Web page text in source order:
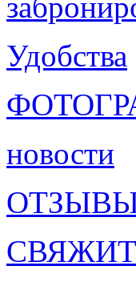
Удобства
новости